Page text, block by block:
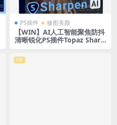
PS插件 修图美颜
【WIN】AI人工智能聚焦防抖
清晰锐化PS插件Topaz Sharp
VIP